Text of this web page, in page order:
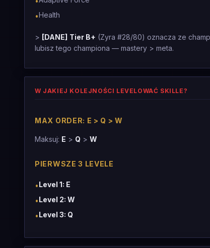
•Health
> [DANE] Tier B+ (Zyra #28/80) oznacza ze
lubisz tego championa — mastery > meta.
W JAKIEJ KOLEJNOŚCI LEVELOWAĆ SKILLE?
MAX ORDER: E > Q > W
Maksuj: E > Q > W
PIERWSZE 3 LEVELE
•Level 1: E
•Level 2: W
•Level 3: Q